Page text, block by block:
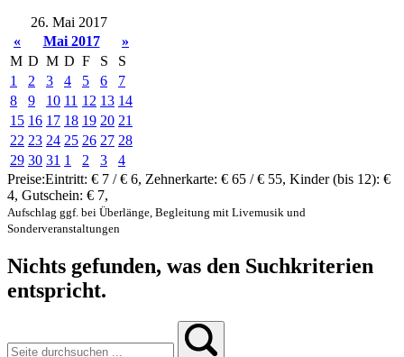
26. Mai 2017
«
Mai 2017
»
M D M D F S
S
1
2 3 4 5 6
7
8
9 10 11 12 13 14
15 16 17 18 19 20 21
22 23 24 25 26 27 28
29 30 31 1 2 3
4
Preise:Eintritt: € 7 / € 6, Zehnerkarte: € 65 / € 55, Kinder (bis 12): €
4, Gutschein: € 7,
Aufschlag ggf. bei Überlänge, Begleitung mit Livemusik und
Sonderveranstaltungen
Nichts gefunden, was den Suchkriterien
entspricht.